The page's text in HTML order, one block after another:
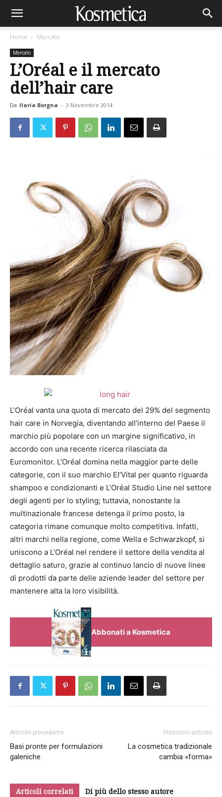
Home Mercato
Mercato
L’Oréal e il mercato
dell’hair care
Da Ilaria Borgna - 3 Novembre 2014
L’Oréal vanta una quota di mercato del 29% del segmento
hair care in Norvegia, diventando all’interno del Paese il
marchio più popolare con un margine significativo, in
accordo con una recente ricerca rilasciata da
Euromonitor. L’Oréal domina nella maggior parte delle
categorie, con il suo marchio EI’Vital per quanto riguarda
shampoo e condizionanti e L’Oréal Studio Line nel settore
degli agenti per lo styling; tuttavia, nonostante la
multinazionale francese detenga il primo posto, la
categoria rimane comunque molto competitiva. Infatti,
altri marchi nella regione, come Wella e Schwarzkopf, si
uniscono a L’Oréal nel rendere il settore della vendita al
dettaglio saturo, grazie al continuo lancio di nuove linee
di prodotti da parte delle aziende leader del settore per
mantenere alta la loro visibilità.
Abbonati a Kosmetica
Articolo precedente
Basi pronte per formulazioni
galeniche
Prossimo articolo
La cosmetica tradizionale
cambia «forma»
Articoli correlati Di più dello stesso autore